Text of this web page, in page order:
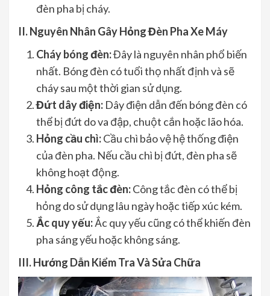
đèn pha bị cháy.
II. Nguyên Nhân Gây Hỏng Đèn Pha Xe Máy
Cháy bóng đèn:Đây là nguyên nhân phổ biến
nhất. Bóng đèn có tuổi thọ nhất định và sẽ
cháy sau một thời gian sử dụng.
Đứt dây điện: Dây điện dẫn đến bóng đèn có
thể bị đứt do va đập, chuột cắn hoặc lão hóa.
Hỏng cầu chì:Cầu chì bảo vệ hệ thống điện
của đèn pha. Nếu cầu chì bị đứt, đèn pha sẽ
không hoạt động.
Hỏng công tắc đèn:Công tắc đèn có thể bị
hỏng do sử dụng lâu ngày hoặc tiếp xúc kém.
Ắc quy yếu:Ắc quy yếu cũng có thể khiến đèn
pha sáng yếu hoặc không sáng.
III. Hướng Dẫn Kiểm Tra Và Sửa Chữa